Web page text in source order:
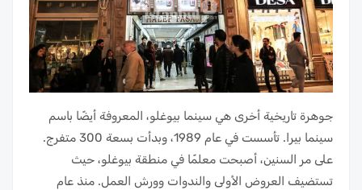
جوهرة تاريخية أخرى هي سينما بيوغلو، المعروفة أيضًا باسم
سينما بيرا. تأسست في عام 1989، وبدأت بسعة 300 متفرج.
على مر السنين، أصبحت معلمًا في منطقة بيوغلو، حيث
تستضيف العروض الأولى والندوات وورش العمل. منذ عام